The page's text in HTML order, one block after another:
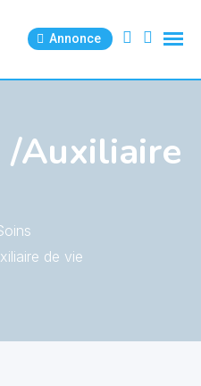
Annonce
/Auxiliaire
de vie